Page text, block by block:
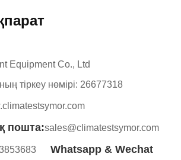
Equipment Co., Ltd
тіркеу нөмірі: 26677318
пошта:sales@climatestsymor.com
Whatsapp & Wechat